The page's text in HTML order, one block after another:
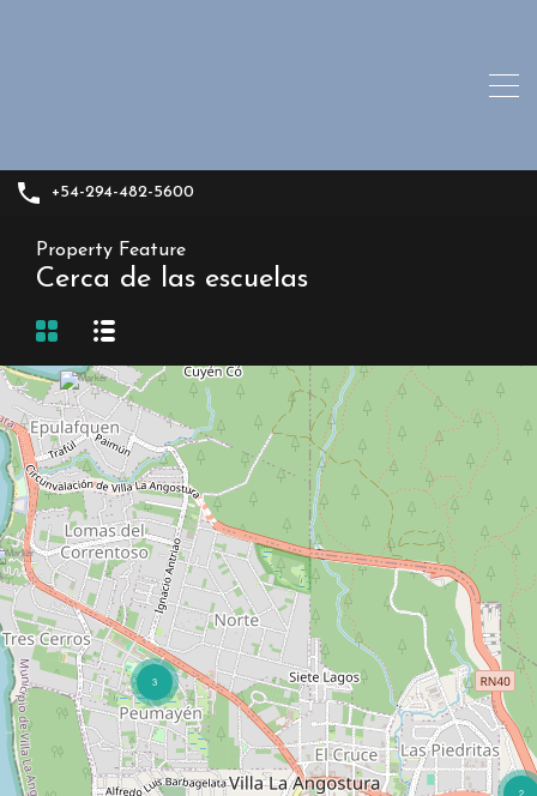
+54-294-482-5600
Property Feature
Cerca de las escuelas
3